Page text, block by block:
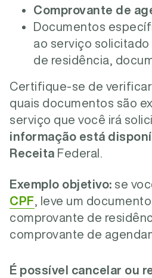
Comprovante de
Documentos
ao serviço solicitado
de residência,
Certifique-se de
quais documentos são
serviço que você irá
informação está
Receita Federal.
Exemplo objetivo: se
CPF , leve um
comprovante de
comprovante de
É possível cancelar ou